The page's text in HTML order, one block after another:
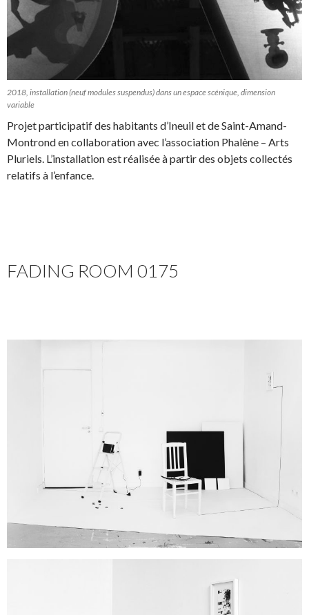
2018, installation (neuf modules suspendus) dans un espace scénique, dimension
variable
Projet participatif des habitants d’Ineuil et de Saint-Amand-
Montrond en collaboration avec l’association Phalène – Arts
Pluriels. L’installation est réalisée à partir des objets collectés
relatifs à l’enfance.
FADING ROOM 0175